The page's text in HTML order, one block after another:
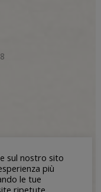
sul nostro sito
più
le tue
ripetute.